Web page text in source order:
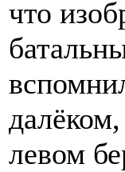
что
левом